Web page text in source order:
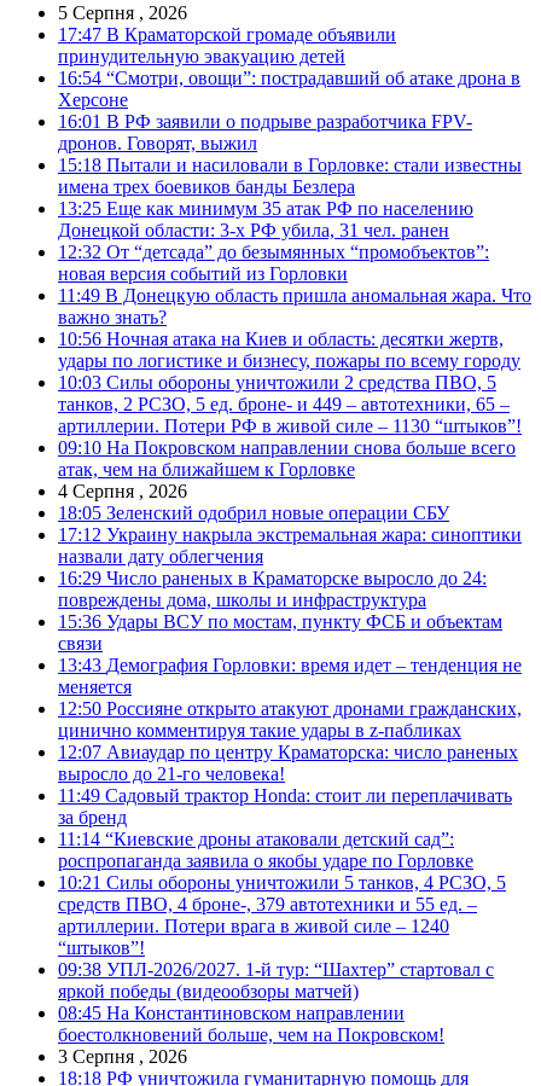
5 Серпня , 2026
17:47 В Краматорской громаде объявили
принудительную эвакуацию детей
16:54 “Смотри, овощи”: пострадавший об атаке дрона в
Херсоне
16:01 В РФ заявили о подрыве разработчика FPV-
дронов. Говорят, выжил
15:18 Пытали и насиловали в Горловке: стали известны
имена трех боевиков банды Безлера
13:25 Еще как минимум 35 атак РФ по населению
Донецкой области: 3-х РФ убила, 31 чел. ранен
12:32 От “детсада” до безымянных “промобъектов”:
новая версия событий из Горловки
11:49 В Донецкую область пришла аномальная жара. Что
важно знать?
10:56 Ночная атака на Киев и область: десятки жертв,
удары по логистике и бизнесу, пожары по всему городу
10:03 Силы обороны уничтожили 2 средства ПВО, 5
танков, 2 РСЗО, 5 ед. броне- и 449 – автотехники, 65 –
артиллерии. Потери РФ в живой силе – 1130 “штыков”!
09:10 На Покровском направлении снова больше всего
атак, чем на ближайшем к Горловке
4 Серпня , 2026
18:05 Зеленский одобрил новые операции СБУ
17:12 Украину накрыла экстремальная жара: синоптики
назвали дату облегчения
16:29 Число раненых в Краматорске выросло до 24:
повреждены дома, школы и инфраструктура
15:36 Удары ВСУ по мостам, пункту ФСБ и объектам
связи
13:43 Демография Горловки: время идет – тенденция не
меняется
12:50 Россияне открыто атакуют дронами гражданских,
цинично комментируя такие удары в z-пабликах
12:07 Авиаудар по центру Краматорска: число раненых
выросло до 21-го человека!
11:49 Садовый трактор Honda: стоит ли переплачивать
за бренд
11:14 “Киевские дроны атаковали детский сад”:
роспропаганда заявила о якобы ударе по Горловке
10:21 Силы обороны уничтожили 5 танков, 4 РСЗО, 5
средств ПВО, 4 броне-, 379 автотехники и 55 ед. –
артиллерии. Потери врага в живой силе – 1240
“штыков”!
09:38 УПЛ-2026/2027. 1-й тур: “Шахтер” стартовал с
яркой победы (видеообзоры матчей)
08:45 На Константиновском направлении
боестолкновений больше, чем на Покровском!
3 Серпня , 2026
18:18 РФ уничтожила гуманитарную помощь для